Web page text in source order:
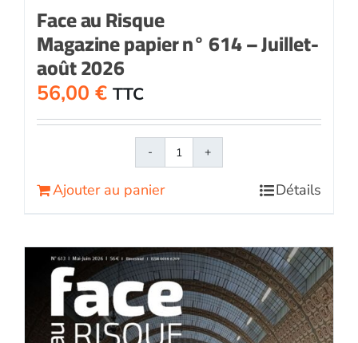
Face au Risque
Magazine papier n° 614 – Juillet-
août 2026
56,00 € TTC
quantité
papier
n°
614
-
Juillet-
Ajouter au panier Détails